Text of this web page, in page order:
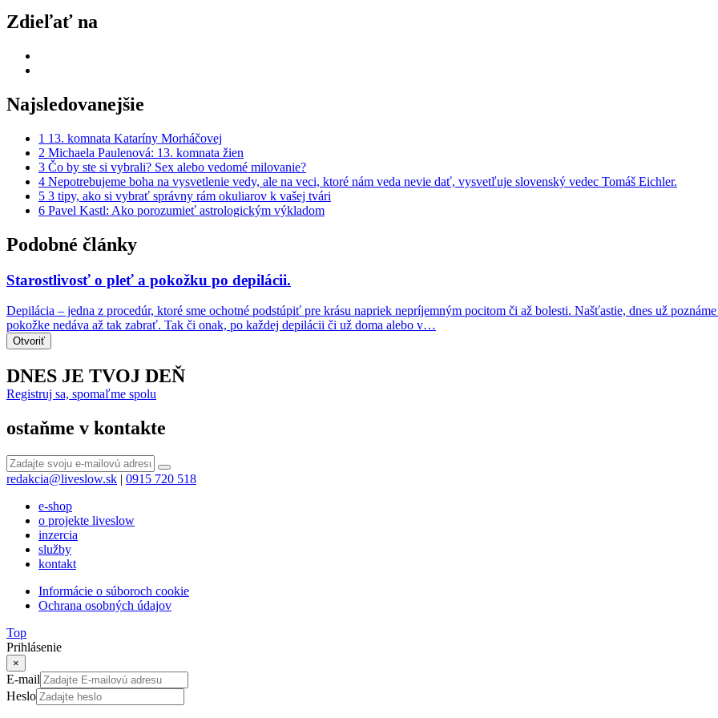
Zdieľať na
Najsledovanejšie
1 13. komnata Kataríny Morháčovej
2 Michaela Paulenová: 13. komnata žien
3 Čo by ste si vybrali? Sex alebo vedomé milovanie?
4 Nepotrebujeme boha na vysvetlenie vedy, ale na veci, ktoré nám veda nevie dať, vysvetľuje slovenský vedec Tomáš Eichler.
5 3 tipy, ako si vybrať správny rám okuliarov k vašej tvári
6 Pavel Kastl: Ako porozumieť astrologickým výkladom
Podobné články
Starostlivosť o pleť a pokožku po depilácii.
Depilácia – jedna z procedúr, ktoré sme ochotné podstúpiť pre krásu napriek nepríjemným pocitom či až bolesti. Našťastie, dnes už
pokožke nedáva až tak zabrať. Tak či onak, po každej depilácii či už doma alebo v…
Otvoriť
DNES JE TVOJ DEŇ
Registruj sa, spomaľme spolu
ostaňme v kontakte
redakcia@liveslow.sk | 0915 720 518
e-shop
o projekte liveslow
inzercia
služby
kontakt
Informácie o súboroch cookie
Ochrana osobných údajov
Top
Prihlásenie
×
E-mail
Heslo